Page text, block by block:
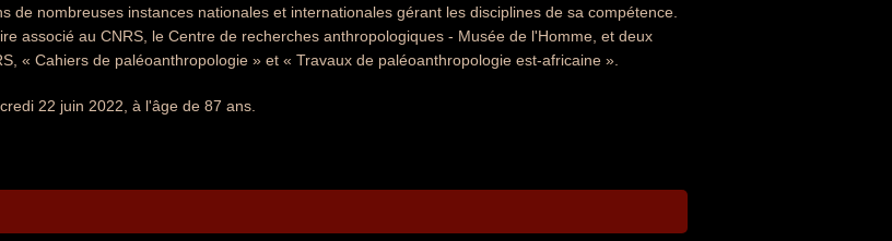
de nombreuses instances nationales et internationales gérant les disciplines de sa compétence.
associé au CNRS, le Centre de recherches anthropologiques - Musée de l'Homme, et deux
« Cahiers de paléoanthropologie » et « Travaux de paléoanthropologie est-africaine ».
22 juin 2022, à l'âge de 87 ans.